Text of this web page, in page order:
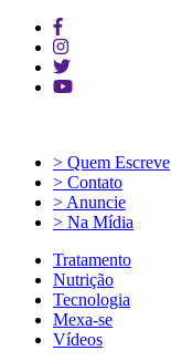
> Quem Escreve
> Contato
> Anuncie
> Na Mídia
Tratamento
Nutrição
Tecnologia
Mexa-se
Vídeos